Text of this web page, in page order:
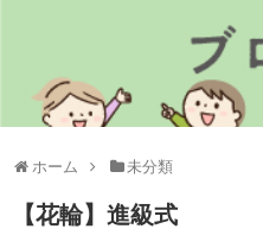
ホーム 未分類
【花輪】進級式